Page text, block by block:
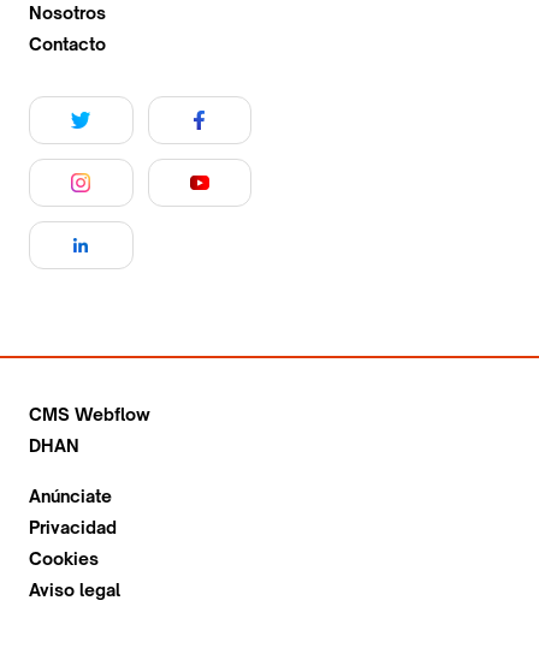
Nosotros
Contacto
CMS Webflow
DHAN
Anúnciate
Privacidad
Cookies
Aviso legal